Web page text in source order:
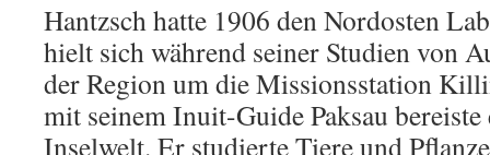
Hantzsch hatte 1906 den Nordosten
hielt sich während seiner Studien von
der Region um die Missionsstation
mit seinem Inuit-Guide Paksau
Inselwelt. Er studierte Tiere und